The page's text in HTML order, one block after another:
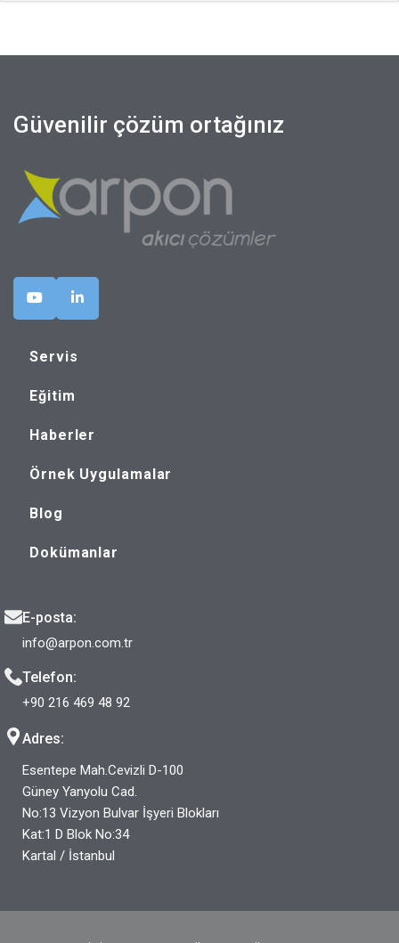
Güvenilir çözüm ortağınız
Servis
Eğitim
Haberler
Örnek Uygulamalar
Blog
Dokümanlar
E-posta:
info@arpon.com.tr
Telefon:
+90 216 469 48 92
Adres:
Esentepe Mah.Cevizli D-100
Güney Yanyolu Cad.
No:13 Vizyon Bulvar İşyeri Blokları
Kat:1 D Blok No:34
Kartal / İstanbul